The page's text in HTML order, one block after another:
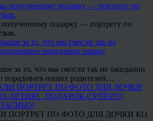
подарку — портрету по
за то, что мы смогли так не ожиданно
порадовать наших родителей…
ПОРТРЕТ ПО ФОТО ДЛЯ ДОЧКИ КО